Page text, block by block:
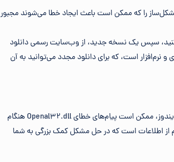
را که ممکن است باعث ایجاد خطا می‌شوند مجبور
سپس یک نسخه جدید، از وب‌سایت رسمی دانلود
و نرم‌افزار‌ است، که برای دانلود مجدد می‌توانید به آن
هنگام تلاش برای اجرای یک بازی ویدیویی، یا هنگام شروع یا خاموش شدن ویندوز، ممکن است پیام‌های خطای Openal32.dll هنگام
از اطلاعات است که در حل مشکل کمک بزرگی به شما